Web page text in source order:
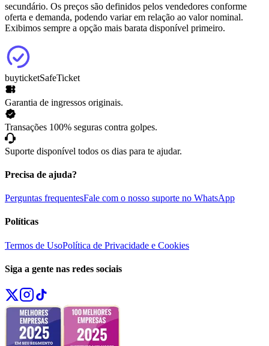
secundário. Os preços são definidos pelos vendedores conforme
oferta e demanda, podendo variar em relação ao valor nominal.
Exibimos sempre a opção mais barata disponível primeiro.
buyticketSafeTicket
Garantia de ingressos originais.
Transações 100% seguras contra golpes.
Suporte disponível todos os dias para te ajudar.
Precisa de ajuda?
Perguntas frequentesFale com o nosso suporte no WhatsApp
Políticas
Termos de UsoPolítica de Privacidade e Cookies
Siga a gente nas redes sociais